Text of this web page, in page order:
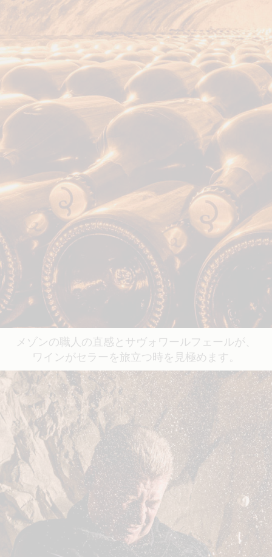
メゾンの職人の直感とサヴォワールフェールが、
ワインがセラーを旅立つ時を見極めます。